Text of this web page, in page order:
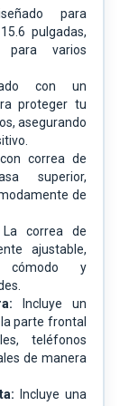
para
pulgadas,
para varios
con un
proteger tu
asegurando
correa de
superior,
de
La correa de
ajustable,
cómodo y
Incluye un
parte frontal
teléfonos
de manera
Incluye una